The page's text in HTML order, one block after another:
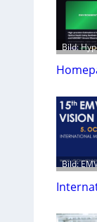
Bild:
Bild: